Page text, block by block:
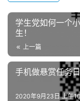
学生党如何一个
生！
上一篇
手机做悬赏任务
2020年9月23日 上午